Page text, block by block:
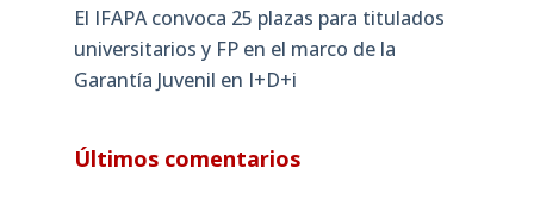
El IFAPA convoca 25 plazas para titulados
universitarios y FP en el marco de la
Garantía Juvenil en I+D+i
Últimos comentarios